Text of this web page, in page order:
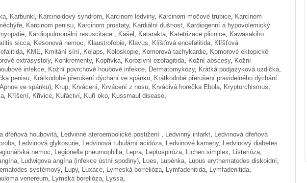
, Karbunkl , Karcinoidový syndrom, Karcinom ledviny, Karcinom močové trubice, Karcinom
, Karcinom penisu, Karcinom prostaty, Kardiální dušnost, Kardiogenní a hypovolemický
, Kardiopulmonální resuscitace , Kašel , Katarakta, Katetrizace plicnice, Kawasakiho
sicca, Kesonová nemoc, Klaustrofobie, Klavus, Klíšťová encefalitida, Klíšťová
, KME, Kmitání síní, Kolaps, Koloskopie, Komorová tachykardie, Komorové ektopické
extrasystoly, Konkrementy, Kopřivka, Korozivní ezofagitida, Kožní abscesy, Kožní
infekce, Kožní povrchové houbové infekce, Dermatomykózy, Krátká podjazyková uzdička,
penisu, Krátkodobé přerušení dýchání ve spánku, Krátkodobé přerušení pravidelného dýchání
ve spánku), Krup, Krvácení, Krvácení z nosu, Krvácivá horečka Ebola, Kryptorchismus,
, Kříšení, Křivice, Kuřáctví, Kuří oko, Kussmaul disease,
dřeňová houbovitá, Ledvinné ateroembolické postižení , Ledvinný infarkt, Ledvinová dřeňová
, Ledvinová glykosurie, Ledvinová tubulární acidóza, Ledvinové kameny, Ledvinový diabetes
nemoc, Legionella pneumophilla, Lepra, Leptospiróza, Lichen simplex, Listerióza,
, Ludwigova angína (infekce ústní spodiny), Lues, Lupénka, Lupus erythematodes diskoidní,
systémový, Lupy, Luxace, Lymeská borrelióza, Lymfadenitida, Lymfadenitida,
venereum, Lymská borelióza, Lyssa,